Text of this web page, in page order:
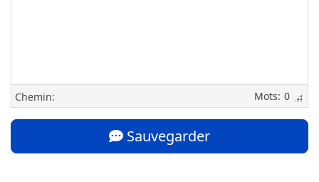
Chemin: 0
Sauvegarder